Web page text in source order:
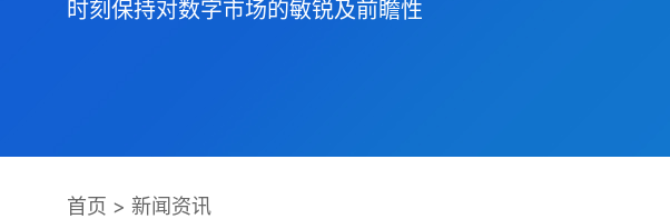
时刻保持对数字市场的敏锐及前瞻性
首页 > 新闻资讯